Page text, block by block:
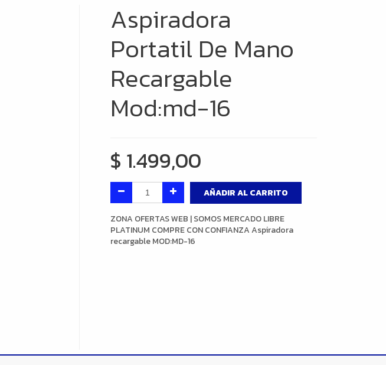
Aspiradora
Portatil De Mano
Recargable
Mod:md-16
$ 1.499,00
AÑADIR AL CARRITO
ZONA OFERTAS WEB | SOMOS MERCADO LIBRE
PLATINUM COMPRE CON CONFIANZA Aspiradora
recargable MOD:MD-16